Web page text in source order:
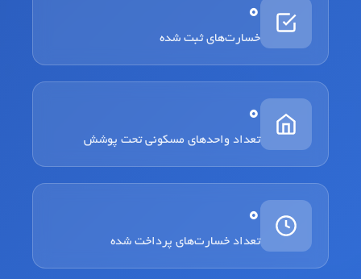
0
خسارت‌های ثبت شده
0
تعداد واحدهای مسکونی تحت پوشش
0
تعداد خسارت‌های پرداخت شده